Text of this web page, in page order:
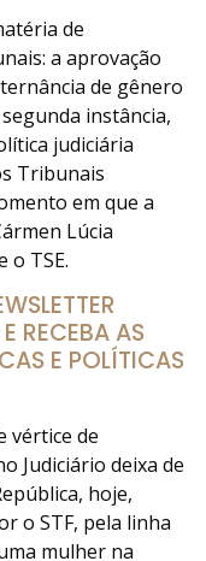
de
a aprovação
de gênero
instância,
judiciária
Tribunais
em que a
Lúcia
o TSE.
RECEBA AS
E POLÍTICAS
vértice de
Judiciário deixa de
hoje,
o STF, pela linha
mulher na